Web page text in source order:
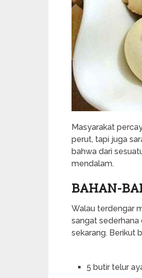
Masyarakat
perut, tapi juga
bahwa dari
mendalam.
BAHAN-
Walau terdengar
sangat sederhana
sekarang. Berikut
5 butir telur